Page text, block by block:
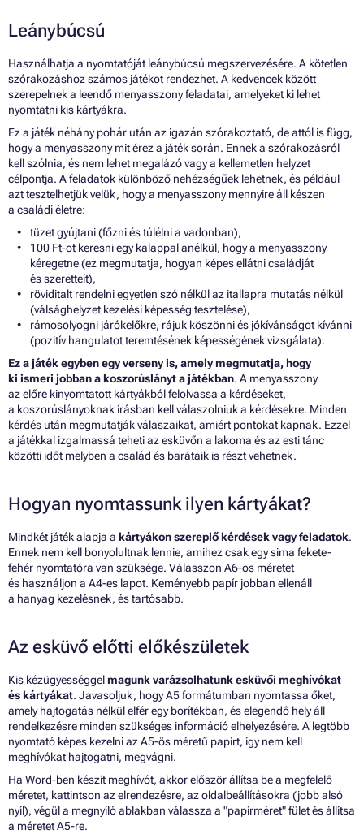
Leánybúcsú
Használhatja a nyomtatóját leánybúcsú megszervezésére. A kötetlen
szórakozáshoz számos játékot rendezhet. A kedvencek között
szerepelnek a leendő menyasszony feladatai, amelyeket ki lehet
nyomtatni kis kártyákra.
Ez a játék néhány pohár után az igazán szórakoztató, de attól is függ,
hogy a menyasszony mit érez a játék során. Ennek a szórakozásról
kell szólnia, és nem lehet megalázó vagy a kellemetlen helyzet
célpontja. A feladatok különböző nehézségűek lehetnek, és például
azt tesztelhetjük velük, hogy a menyasszony mennyire áll készen
a családi életre:
tüzet gyújtani (főzni és túlélni a vadonban),
100 Ft-ot keresni egy kalappal anélkül, hogy a menyasszony
kéregetne (ez megmutatja, hogyan képes ellátni családját
és szeretteit),
röviditalt rendelni egyetlen szó nélkül az itallapra mutatás nélkül
(válsághelyzet kezelési képesség tesztelése),
rámosolyogni járókelőkre, rájuk köszönni és jókívánságot kívánni
(pozitív hangulatot teremtésének képességének vizsgálata).
Ez a játék egyben egy verseny is, amely megmutatja, hogy
ki ismeri jobban a koszorúslányt a játékban. A menyasszony
az előre kinyomtatott kártyákból felolvassa a kérdéseket,
a koszorúslányoknak írásban kell válaszolniuk a kérdésekre. Minden
kérdés után megmutatják válaszaikat, amiért pontokat kapnak. Ezzel
a játékkal izgalmassá teheti az esküvőn a lakoma és az esti tánc
közötti időt melyben a család és barátaik is részt vehetnek.
Hogyan nyomtassunk ilyen kártyákat?
Mindkét játék alapja a kártyákon szereplő kérdések vagy feladatok.
Ennek nem kell bonyolultnak lennie, amihez csak egy sima fekete-
fehér nyomtatóra van szüksége. Válasszon A6-os méretet
és használjon a A4-es lapot. Keményebb papír jobban ellenáll
a hanyag kezelésnek, és tartósabb.
Az esküvő előtti előkészületek
Kis kézügyességgelmagunk varázsolhatunk esküvői meghívókat
és kártyákat. Javasoljuk, hogy A5 formátumban nyomtassa őket,
amely hajtogatás nélkül elfér egy borítékban, és elegendő hely áll
rendelkezésre minden szükséges információ elhelyezésére. A legtöbb
nyomtató képes kezelni az A5-ös méretű papírt, így nem kell
meghívókat hajtogatni, megvágni.
Ha Word-ben készít meghívót, akkor először állítsa be a megfelelő
méretet, kattintson az elrendezésre, az oldalbeállításokra (jobb alsó
nyíl), végül a megnyíló ablakban válassza a "papírméret" fület és állítsa
a méretet A5-re.